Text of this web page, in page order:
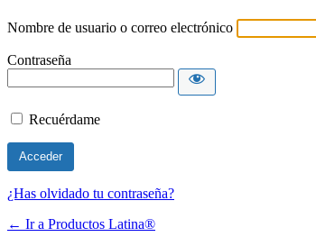
Nombre de usuario o correo electrónico
Contraseña
Recuérdame
¿Has olvidado tu contraseña?
← Ir a Productos Latina®